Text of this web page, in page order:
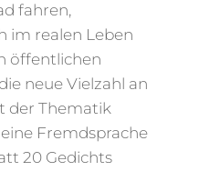
fahren,
im realen Leben
öffentlichen
neue Vielzahl an
der Thematik
Fremdsprache
20 Gedichts